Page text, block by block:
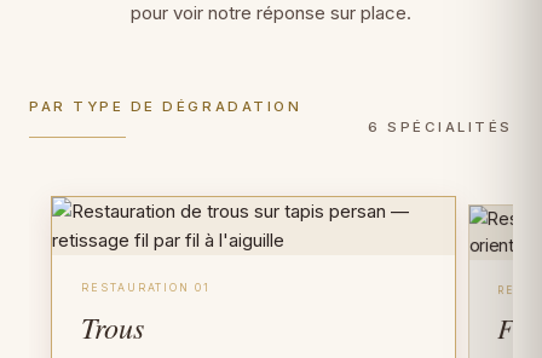
pour voir notre réponse sur place.
PAR TYPE DE DÉGRADATION
6 SPÉCIALITÉS
RESTAURATION 01
Trous